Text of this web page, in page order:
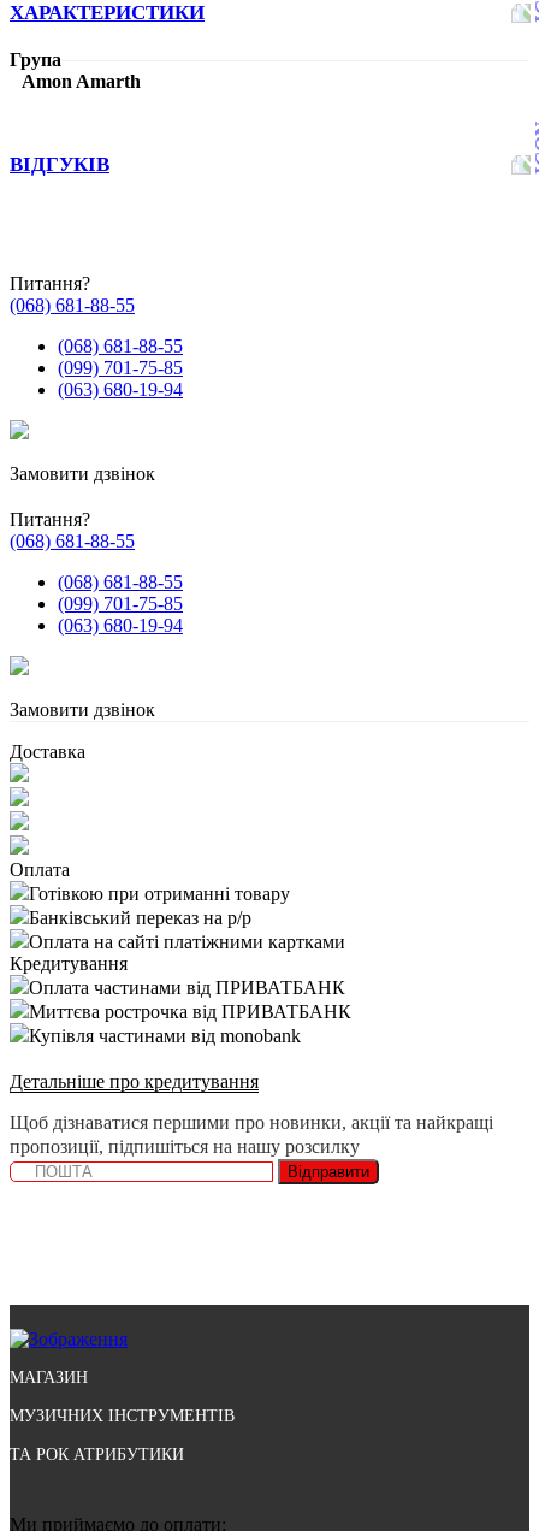
ХАРАКТЕРИСТИКИ
Група
Amon Amarth
ВІДГУКІВ
Питання?
(068) 681-88-55
(068) 681-88-55
(099) 701-75-85
(063) 680-19-94
Замовити дзвінок
Питання?
(068) 681-88-55
(068) 681-88-55
(099) 701-75-85
(063) 680-19-94
Замовити дзвінок
Доставка
Оплата
Готівкою при отриманні товару
Банківський переказ на р/р
Оплата на сайті платіжними картками
Кредитування
Оплата частинами від ПРИВАТБАНК
Миттєва рострочка від ПРИВАТБАНК
Купівля частинами від monobank
Детальніше про кредитування
Щоб дізнаватися першими про новинки, акції та найкращі
пропозиції, підпишіться на нашу розсилку
Відправити
МАГАЗИН
МУЗИЧНИХ ІНСТРУМЕНТІВ
ТА РОК АТРИБУТИКИ
Ми приймаємо до оплати: